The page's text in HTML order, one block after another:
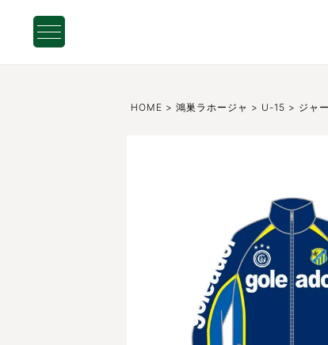
HOME 鴻巣ラホージャ U-15 ジャ